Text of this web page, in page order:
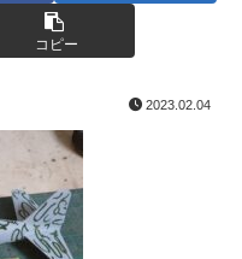
コピー
2023.02.04